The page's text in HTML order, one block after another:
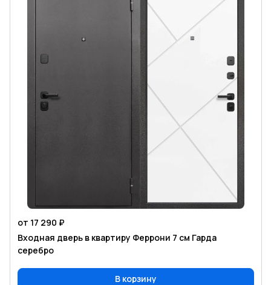
от 17 290 ₽
Входная дверь в квартиру Феррони 7 см Гарда
серебро
В корзину